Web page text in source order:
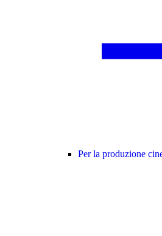
Per la produzione